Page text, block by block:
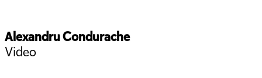
Alexandru Condurache
Video